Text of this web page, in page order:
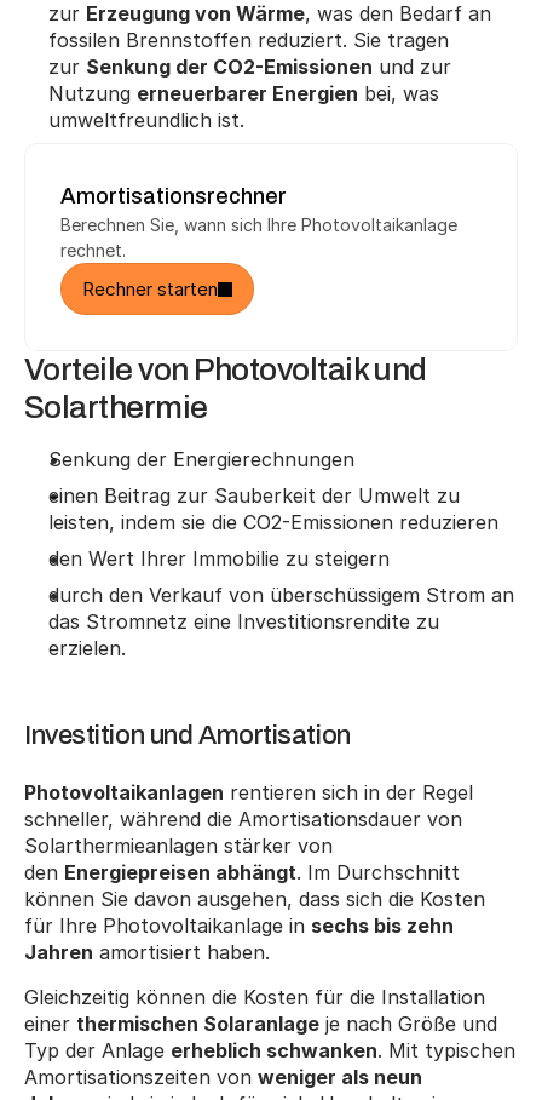
zur Erzeugung von Wärme, was den Bedarf an
fossilen Brennstoffen reduziert. Sie tragen
zur Senkung der CO2-Emissionen und zur
Nutzung erneuerbarer Energien bei, was
umweltfreundlich ist.
Amortisationsrechner
Berechnen Sie, wann sich Ihre Photovoltaikanlage
rechnet.
Rechner starten
Vorteile von Photovoltaik und
Solarthermie
Senkung der Energierechnungen
einen Beitrag zur Sauberkeit der Umwelt zu
leisten, indem sie die CO2-Emissionen reduzieren
den Wert Ihrer Immobilie zu steigern
durch den Verkauf von überschüssigem Strom an
das Stromnetz eine Investitionsrendite zu
erzielen.
Investition und Amortisation
Photovoltaikanlagen rentieren sich in der Regel
schneller, während die Amortisationsdauer von
Solarthermieanlagen stärker von
den Energiepreisen abhängt. Im Durchschnitt
können Sie davon ausgehen, dass sich die Kosten
für Ihre Photovoltaikanlage in sechs bis zehn
Jahren amortisiert haben.
Gleichzeitig können die Kosten für die Installation
einer thermischen Solaranlage je nach Größe und
Typ der Anlage erheblich schwanken. Mit typischen
Amortisationszeiten von weniger als neun